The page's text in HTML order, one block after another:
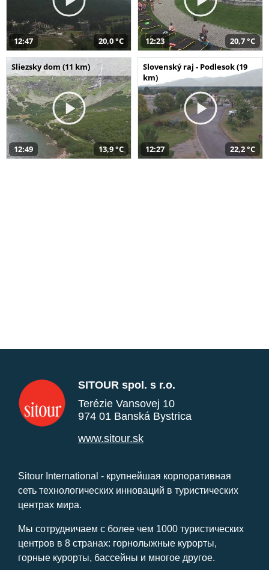
12:47 20,0 °C 12:23 20,7 °C
Sliezsky dom (11 km)
12:49 13,9 °C
Slovenský raj - Podlesok (19
km)
12:27 22,2 °C
SITOUR spol. s r.o.
Terézie Vansovej 10
974 01 Banská Bystrica
www.sitour.sk
Sitour International - крупнейшая корпоративная
сеть технологических инноваций в туристических
центрах мира.
Мы сотрудничаем с более чем 1000 туристических
центров в 8 странах: горнолыжные курорты,
горные курорты, бассейны и многое другое.